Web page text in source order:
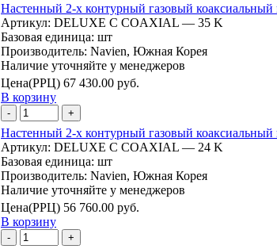
Настенный 2-х контурный газовый
Артикул: DELUXE C COAXIAL — 35 K
Базовая единица: шт
Производитель: Navien, Южная Корея
Наличие уточняйте у менеджеров
Цена(РРЦ) 67 430.00 руб.
В корзину
- +
Настенный 2-х контурный газовый
Артикул: DELUXE C COAXIAL — 24 K
Базовая единица: шт
Производитель: Navien, Южная Корея
Наличие уточняйте у менеджеров
Цена(РРЦ) 56 760.00 руб.
В корзину
- +